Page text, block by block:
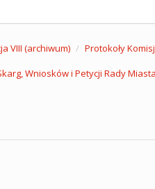
VIII (archiwum)
Protokoły
Wniosków i Petycji Rady